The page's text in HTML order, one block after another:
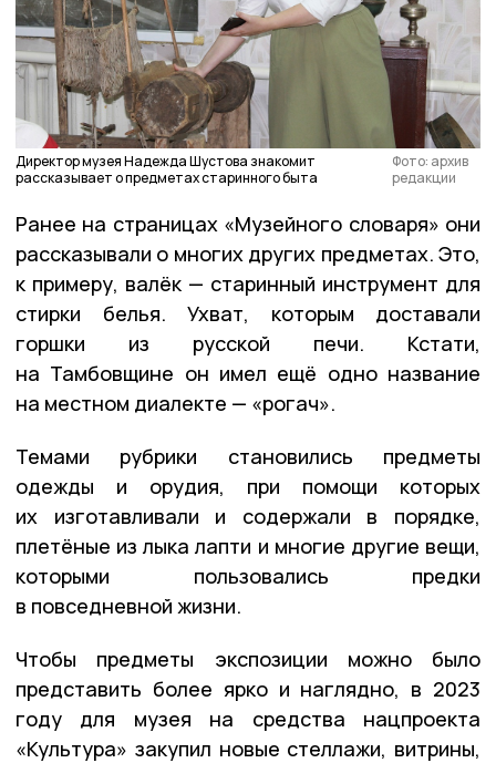
Директор музея Надежда Шустова знакомит
рассказывает о предметах старинного быта
Фото: архив
редакции
Ранее на страницах «Музейного словаря» они
рассказывали о многих других предметах. Это,
к примеру, валёк — старинный инструмент для
стирки белья. Ухват, которым доставали
горшки из русской печи. Кстати,
на Тамбовщине он имел ещё одно название
на местном диалекте — «рогач».
Темами рубрики становились предметы
одежды и орудия, при помощи которых
их изготавливали и содержали в порядке,
плетёные из лыка лапти и многие другие вещи,
которыми пользовались предки
в повседневной жизни.
Чтобы предметы экспозиции можно было
представить более ярко и наглядно, в 2023
году для музея на средства нацпроекта
«Культура» закупил новые стеллажи, витрины,